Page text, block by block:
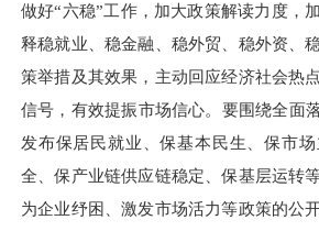
做好“六稳”工作，加大政策解读力度，
释稳就业、稳金融、稳外贸、稳外资、
策举措及其效果，主动回应经济社会热
信号，有效提振市场信心。要围绕全面
发布保居民就业、保基本民生、保市
全、保产业链供应链稳定、保基层运转
为企业纾困、激发市场活力等政策的公